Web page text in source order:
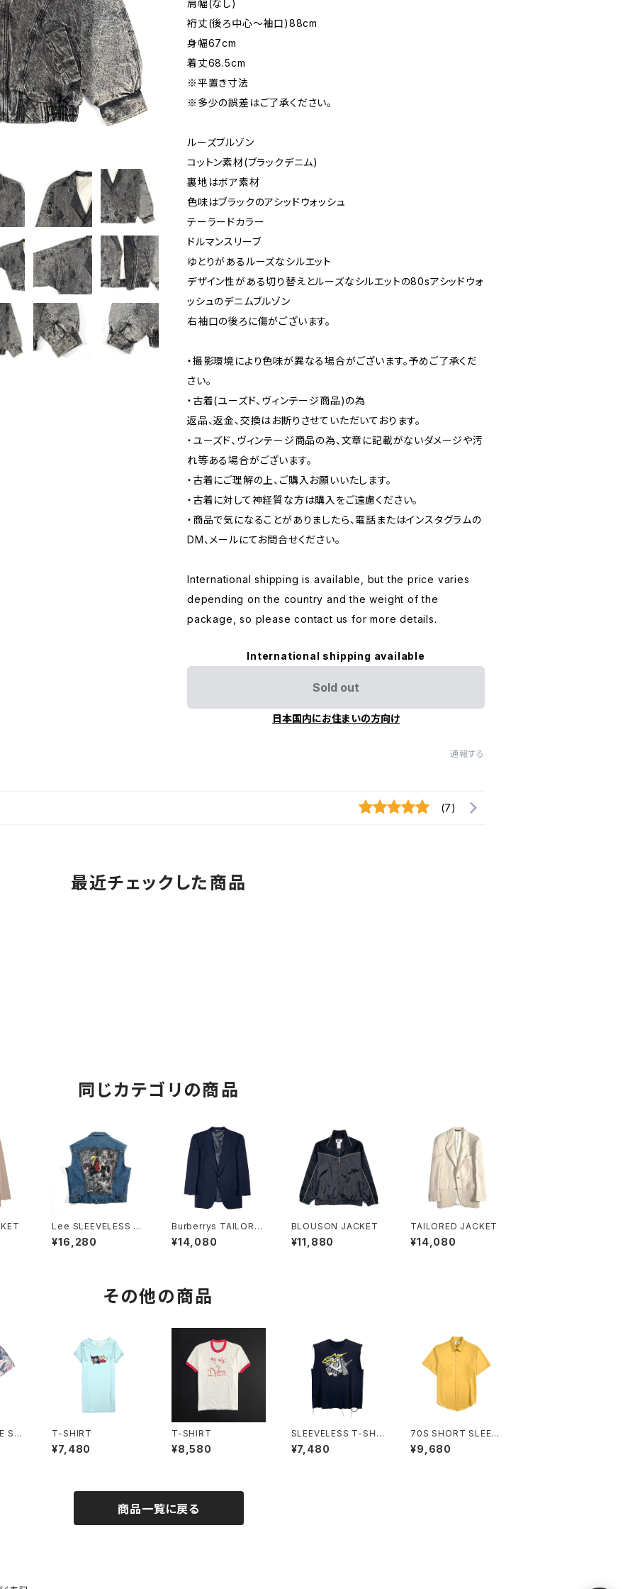
肩幅(なし)
裄丈(後ろ中心〜袖口)88cm
身幅67cm
着丈68.5cm
※平置き寸法
※多少の誤差はご了承ください。
ルーズブルゾン
コットン素材(ブラックデニム)
裏地はボア素材
色味はブラックのアシッドウォッシュ
テーラードカラー
ドルマンスリーブ
ゆとりがあるルーズなシルエット
デザイン性がある切り替えとルーズなシルエットの80sアシッドウォ
ッシュのデニムブルゾン
右袖口の後ろに傷がございます。
・撮影環境により色味が異なる場合がございます。予めご了承くだ
さい。
・古着(ユーズド、ヴィンテージ商品)の為
返品、返金、交換はお断りさせていただいております。
・ユーズド、ヴィンテージ商品の為、文章に記載がないダメージや汚
れ等ある場合がございます。
・古着にご理解の上、ご購入お願いいたします。
・古着に対して神経質な方は購入をご遠慮ください。
・商品で気になることがありましたら、電話またはインスタグラムの
DM、メールにてお問合せください。
International shipping is available, but the price varies
depending on the country and the weight of the
package, so please contact us for more details.
International shipping available
Sold out
日本国内にお住まいの方向け
通報する
(7)
最近チェックした商品
同じカテゴリの商品
Lee SLEEVELESS JA
CKET
¥16,280
Burberrys TAILORE
D JACKET
¥14,080
BLOUSON JACKET
¥11,880
TAILORED JACKET
¥14,080
その他の商品
SHI T-SHIRT
¥7,480
T-SHIRT
¥8,580
SLEEVELESS T-SHIR
T
¥7,480
70S SHORT SLEEVE
SHIRT
¥9,680
商品一覧に戻る